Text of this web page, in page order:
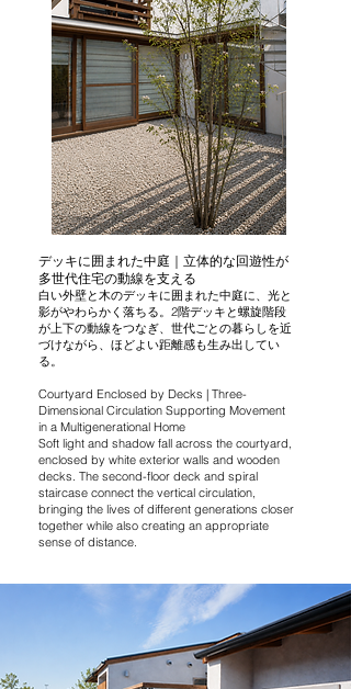
デッキに囲まれた中庭｜立体的な回遊性が
多世代住宅の動線を支える
白い外壁と木のデッキに囲まれた中庭に、光と
影がやわらかく落ちる。2階デッキと螺旋階段
が上下の動線をつなぎ、世代ごとの暮らしを近
づけながら、ほどよい距離感も生み出してい
る。
Courtyard Enclosed by Decks | Three-
Dimensional Circulation Supporting Movement
in a Multigenerational Home
Soft light and shadow fall across the courtyard,
enclosed by white exterior walls and wooden
decks. The second-floor deck and spiral
staircase connect the vertical circulation,
bringing the lives of different generations closer
together while also creating an appropriate
sense of distance.